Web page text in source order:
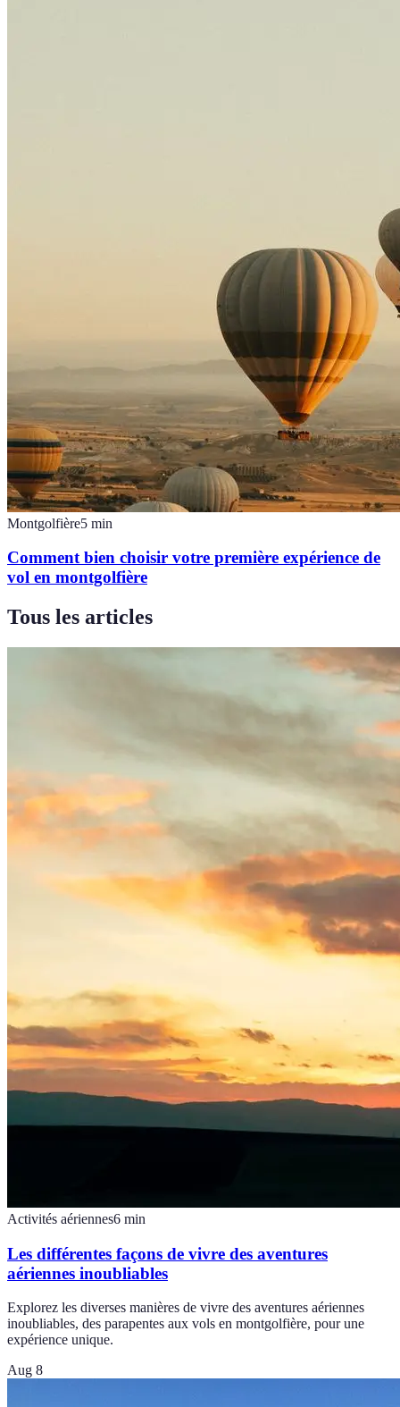
Montgolfière5 min
Comment bien choisir votre première expérience de
vol en montgolfière
Tous les articles
Activités aériennes6 min
Les différentes façons de vivre des aventures
aériennes inoubliables
Explorez les diverses manières de vivre des aventures aériennes
inoubliables, des parapentes aux vols en montgolfière, pour une
expérience unique.
Aug 8